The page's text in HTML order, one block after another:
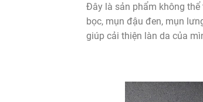
Đây là sản phẩm không thể
bọc, mụn đậu đen, mụn
giúp cải thiện làn da của